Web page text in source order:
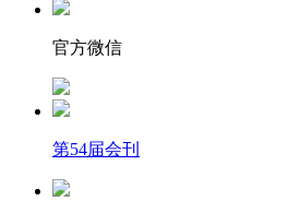
官方微信
第54届会刊